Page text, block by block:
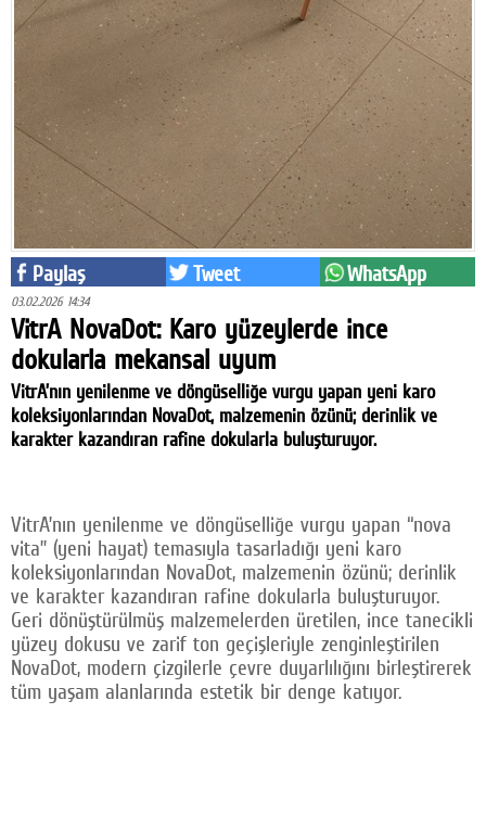
Facebook
Twitter
Google Plus
© 2026 TÜM HAKLARI SAKLIDIR
Paylaş Tweet WhatsApp
03.02.2026 14:34
VitrA NovaDot: Karo yüzeylerde ince
dokularla mekansal uyum
VitrA’nın yenilenme ve döngüselliğe vurgu yapan yeni karo
koleksiyonlarından NovaDot, malzemenin özünü; derinlik ve
karakter kazandıran rafine dokularla buluşturuyor.
VitrA’nın yenilenme ve döngüselliğe vurgu yapan “nova
vita” (yeni hayat) temasıyla tasarladığı yeni karo
koleksiyonlarından NovaDot, malzemenin özünü; derinlik
ve karakter kazandıran rafine dokularla buluşturuyor.
Geri dönüştürülmüş malzemelerden üretilen, ince tanecikli
yüzey dokusu ve zarif ton geçişleriyle zenginleştirilen
NovaDot, modern çizgilerle çevre duyarlılığını birleştirerek
tüm yaşam alanlarında estetik bir denge katıyor.